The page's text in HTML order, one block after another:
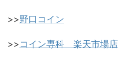
>>野口コイン
>>コイン専科 楽天市場店